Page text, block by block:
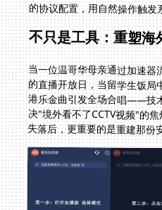
的协议配置，用自然操作触发
不只是工具：重塑海
当一位温哥华母亲通过加速器
的直播开放日，当留学生饭局
港乐金曲引发全场合唱——技
决"境外看不了CCTV视频"的
失落后，更重要的是重建那份